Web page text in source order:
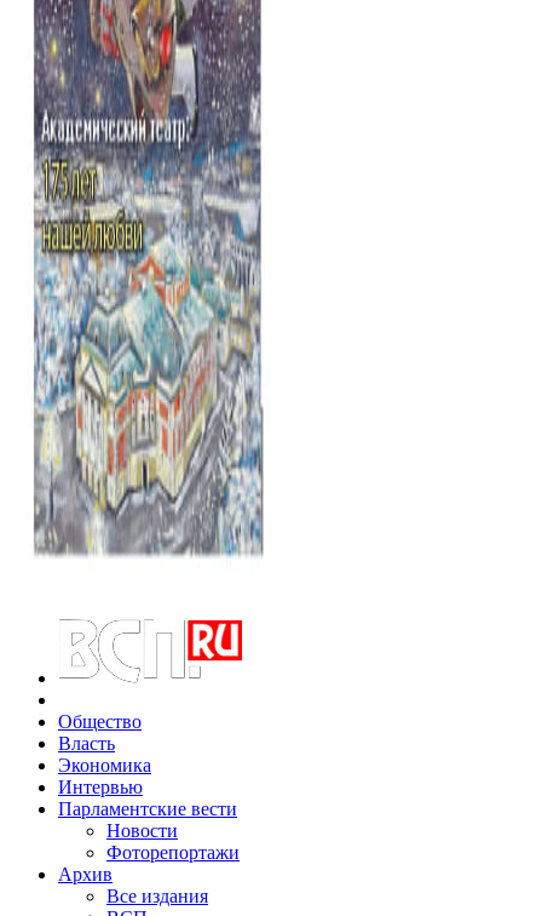
Общество
Власть
Экономика
Интервью
Парламентские вести
Новости
Фоторепортажи
Архив
Все издания